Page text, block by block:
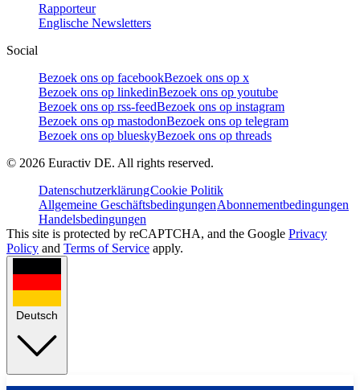
Rapporteur
Englische Newsletters
Social
Bezoek ons op facebookBezoek ons op x
Bezoek ons op linkedinBezoek ons op youtube
Bezoek ons op rss-feedBezoek ons op instagram
Bezoek ons op mastodonBezoek ons op telegram
Bezoek ons op blueskyBezoek ons op threads
© 2026 Euractiv DE. All rights reserved.
DatenschutzerklärungCookie Politik
Allgemeine GeschäftsbedingungenAbonnementbedingungen
Handelsbedingungen
This site is protected by reCAPTCHA, and the Google Privacy
Policy and Terms of Service apply.
Deutsch